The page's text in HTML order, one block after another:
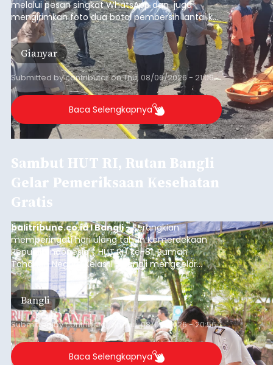
melalui pesan singkat WhatsApp dan juga
mengirimkan foto dua botol pembersih lantai ke
istrinya.
Gianyar
Submitted bycontributoronThu, 08/06/2026 - 21:06
Baca Selengkapnya
Sambut HUT RI, Rutan Bangli
Gelar Pemeriksaan Kesehatan
Gratis
balitribune.co.id I Bangli -Serangkian
memperingati hari ulang tahun Kemerdekaan
Republik Indonesia ( HUT RI) ke-81, Rumah
Tahanan Negara Kelas II B Bangli menggelar
kegiatan pemeriksaan kesehatan gratis, Rabu
(6/8/2026).
Bangli
Submitted bycontributor Thu, 08/06/2026 - 20:56
Baca Selengkapnya